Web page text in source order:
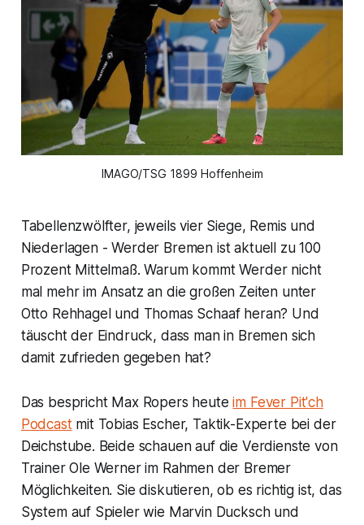
IMAGO/TSG 1899 Hoffenheim
Tabellenzwölfter, jeweils vier Siege, Remis und
Niederlagen - Werder Bremen ist aktuell zu 100
Prozent Mittelmaß. Warum kommt Werder nicht
mal mehr im Ansatz an die großen Zeiten unter
Otto Rehhagel und Thomas Schaaf heran? Und
täuscht der Eindruck, dass man in Bremen sich
damit zufrieden gegeben hat?
Das bespricht Max Ropers heuteim Fever Pit'ch
Podcastmit Tobias Escher, Taktik-Experte bei der
Deichstube. Beide schauen auf die Verdienste von
Trainer Ole Werner im Rahmen der Bremer
Möglichkeiten. Sie diskutieren, ob es richtig ist, das
System auf Spieler wie Marvin Ducksch und